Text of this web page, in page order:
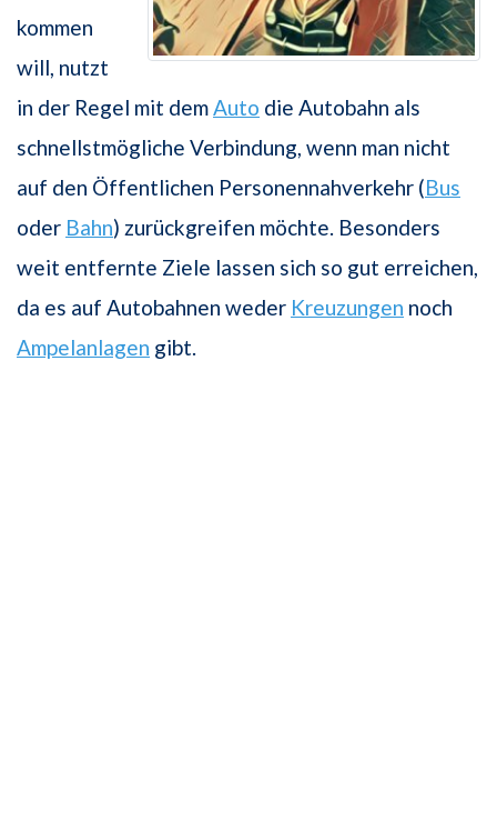
kommen
will, nutzt
in der Regel mit demAuto die Autobahn als
schnellstmögliche Verbindung, wenn man nicht
auf den Öffentlichen Personennahverkehr (Bus
oder Bahn) zurückgreifen möchte. Besonders
weit entfernte Ziele lassen sich so gut erreichen,
da es auf Autobahnen weder Kreuzungen noch
Ampelanlagen gibt.